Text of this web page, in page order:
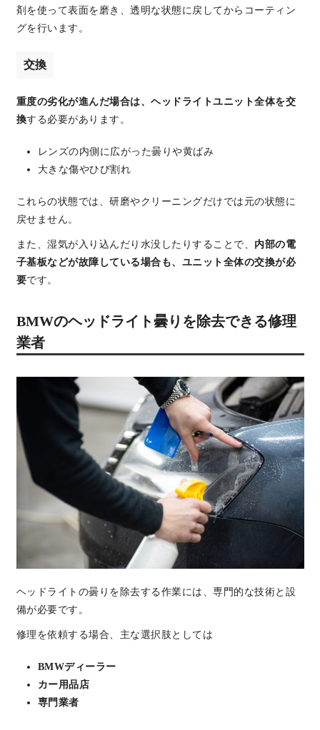
剤を使って表面を磨き、透明な状態に戻してからコーティン
グを行います。
交換
重度の劣化が進んだ場合は、ヘッドライトユニット全体を交
換する必要があります。
レンズの内側に広がった曇りや黄ばみ
大きな傷やひび割れ
これらの状態では、研磨やクリーニングだけでは元の状態に
戻せません。
また、湿気が入り込んだり水没したりすることで、 内部の電
子基板などが故障している場合も、ユニット全体の交換が必
要です。
BMWのヘッドライト曇りを除去できる修理
業者
ヘッドライトの曇りを除去する作業には、専門的な技術と設
備が必要です。
修理を依頼する場合、主な選択肢としては
BMWディーラー
カー用品店
専門業者